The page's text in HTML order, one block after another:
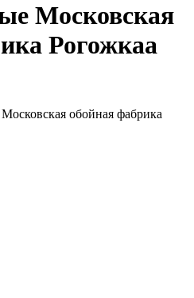
Московская
Рогожкаа